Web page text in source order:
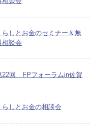
らしとお金のセミナー＆無
相談会
22回 FPフォーラムin佐賀
らしとお金の相談会